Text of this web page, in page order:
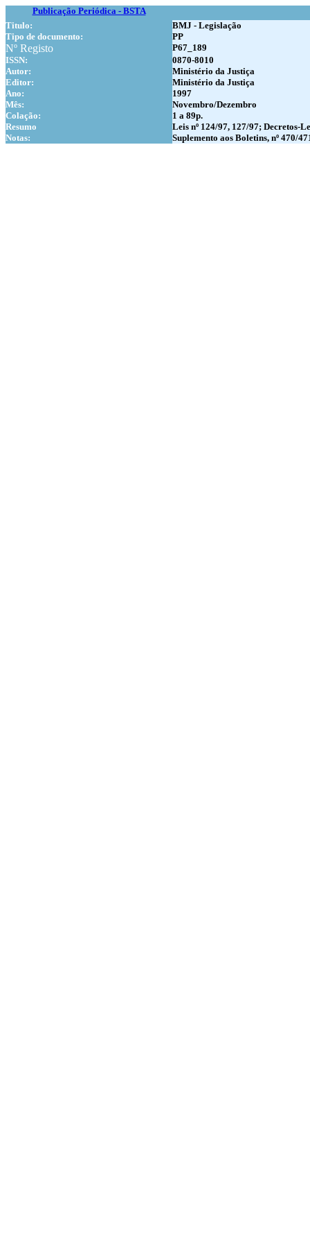
Publicação Periódica - BSTA
Titulo:
BMJ - Legislação
Tipo de documento:
PP
Nº Registo
P67_189
ISSN:
0870-8010
Autor:
Ministério da Justiça
Editor:
Ministério da Justiça
Ano:
1997
Mês:
Novembro/Dezembro
Colação:
1 a 89p.
Resumo
Leis nº 124/97, 127/97; Decretos-
Notas:
Suplemento aos Boletins, nº 470/